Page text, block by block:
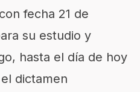
fecha 21 de
su estudio y
hasta el día de hoy
dictamen